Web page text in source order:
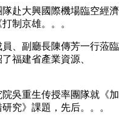
赴大興國際機場臨空經濟
制京雄。。。
、副廳長陳傳芳一行蒞臨
福建省產業資源、
吳重生传授率團隊就《加
究》課題，先后。。。